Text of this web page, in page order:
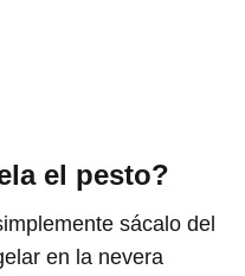
el pesto?
sácalo del
en la nevera